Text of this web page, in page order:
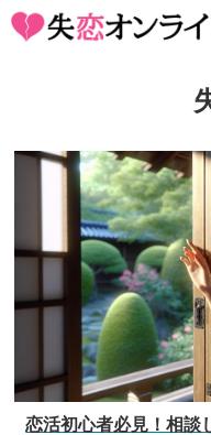
恋活初心者必見！相談